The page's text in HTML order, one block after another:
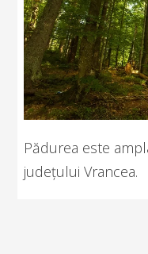
Pădurea este
județului Vrancea.